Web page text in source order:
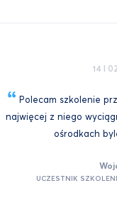
14 I
Polecam szkolenie
najwięcej z niego
ośrodkach
UCZESTNIK